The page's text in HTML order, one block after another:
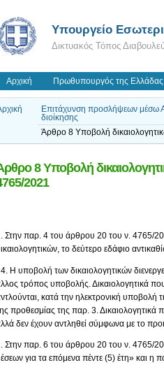
Υπουργείο
Δικτυακός Τόπος
Αρχική Πρωθυπουργός της Ελλάδας
Επιτάχυνση προσλήψεων μέσω
διοίκησης
Άρθρο 8 Υποβολή
8 Υποβολή
2021
Στην παρ. 4 του άρθρου 20 του ν. 4765/
το δεύτερο εδάφιο
Η υποβολή των δικαιολογητικών
τρόπος υποβολής. Δικαιολογητικά
κατά την ηλεκτρονική
προθεσμίας της παρ. 3.
δεν έχουν αντληθεί σύμφωνα με το
Στην παρ. 6 του άρθρου 20 του ν. 4765/
για τα επόμενα πέντε (5) έτη» και η